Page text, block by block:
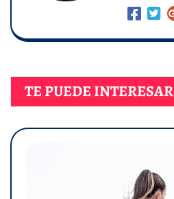
TE PUEDE INTERESAR